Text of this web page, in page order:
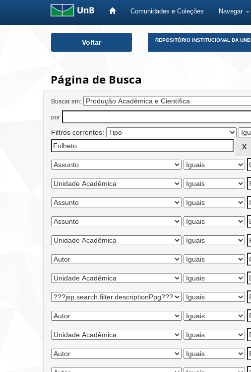
Comunidades e Coleções Navegar
Voltar REPOSITÓRIO INSTITUCIONAL DA UNB
Página de Busca
Buscar em:
por
Filtros correntes: